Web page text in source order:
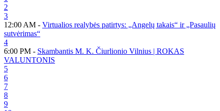
2
3
12:00 AM - Virtualios realybės patirtys: „Angelų takais“ ir „Pasaulių
sutvėrimas“
4
6:00 PM - Skambantis M. K. Čiurlionio Vilnius | ROKAS
VALUNTONIS
5
6
7
8
9